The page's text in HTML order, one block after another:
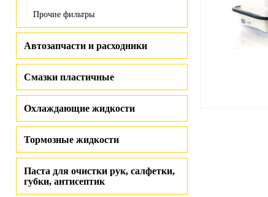
Прочие фильтры
Автозапчасти и расходники
Смазки пластичные
Охлаждающие жидкости
Тормозные жидкости
Паста для очистки рук, салфетки,
губки, антисептик